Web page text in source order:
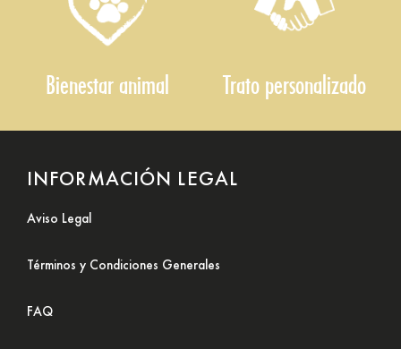
Bienestar animal Trato personalizado
INFORMACIÓN LEGAL
Aviso Legal
Términos y Condiciones Generales
FAQ